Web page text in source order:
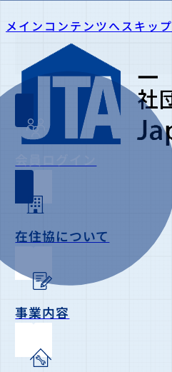
メインコンテンツへスキップ
在住協について
事業内容